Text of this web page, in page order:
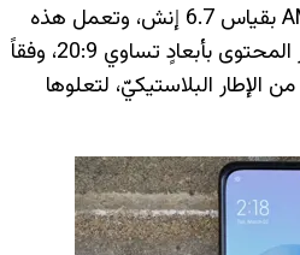
تم تضمين الهاتف Note 10 Pro شاشةً كبيرةً متوازنة من نوع AMOLED بقياس 6.7 إنش، وتعمل هذه
الشاشة بدقة Full HD+ أي ما يعادل 2400×1080 بكسل، وذلك لإظهار المحتوى بأبعادٍ تساوي 20:9، وفقاً
من الإطار البلاستيكيّ، لتعلوها